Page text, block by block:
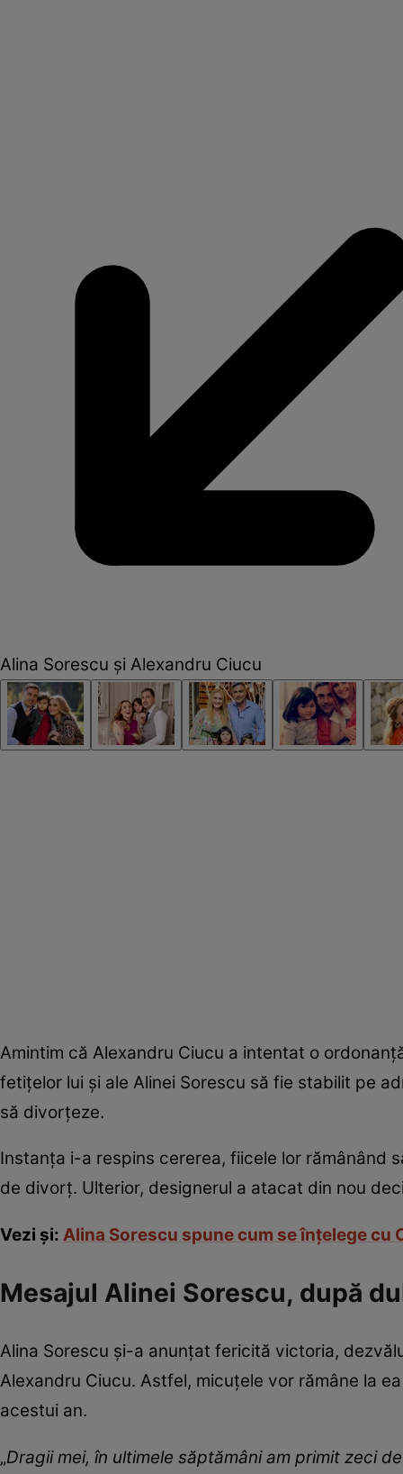
Alina Sorescu şi Alexandru Ciucu
Amintim că Alexandru Ciucu a intentat o
fetițelor lui și ale Alinei Sorescu să fie stabilit pe
să divorțeze.
Instanța i-a respins cererea, fiicele lor rămânând
de divorț. Ulterior, designerul a atacat din nou
Vezi și: Alina Sorescu spune cum se înțelege
Mesajul Alinei Sorescu, după
Alina Sorescu și-a anunțat fericită victoria,
Alexandru Ciucu. Astfel, micuțele vor rămâne la
acestui an.
„Dragii mei, în ultimele săptămâni am primit zeci